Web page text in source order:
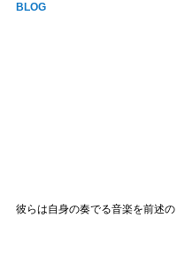
BLOG
彼らは自身の奏でる音楽を前述